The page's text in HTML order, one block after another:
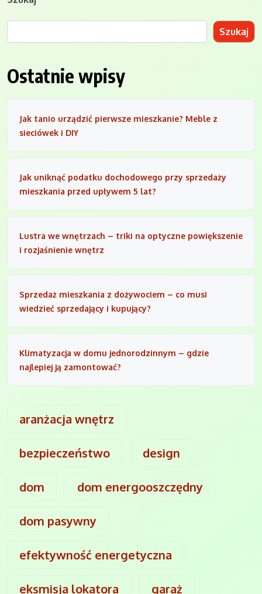
Szukaj
Ostatnie wpisy
Jak tanio urządzić pierwsze mieszkanie? Meble z
sieciówek i DIY
Jak uniknąć podatku dochodowego przy sprzedaży
mieszkania przed upływem 5 lat?
Lustra we wnętrzach – triki na optyczne powiększenie
i rozjaśnienie wnętrz
Sprzedaż mieszkania z dożywociem – co musi
wiedzieć sprzedający i kupujący?
Klimatyzacja w domu jednorodzinnym – gdzie
najlepiej ją zamontować?
aranżacja wnętrz
bezpieczeństwo design
dom dom energooszczędny
dom pasywny
efektywność energetyczna
eksmisja lokatora garaż